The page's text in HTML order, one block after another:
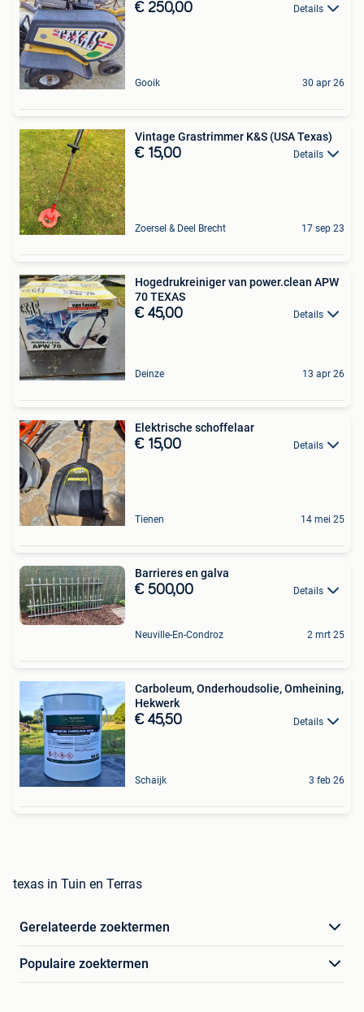
€ 250,00 Details
Gooik 30 apr 26
Vintage Grastrimmer K&S (USA Texas)
€ 15,00 Details
Zoersel & Deel Brecht 17 sep 23
Hogedrukreiniger van power.clean APW
70 TEXAS
€ 45,00 Details
Deinze 13 apr 26
Elektrische schoffelaar
€ 15,00 Details
Tienen 14 mei 25
Barrieres en galva
€ 500,00 Details
Neuville-En-Condroz 2 mrt 25
Carboleum, Onderhoudsolie, Omheining,
Hekwerk
€ 45,50 Details
Schaijk 3 feb 26
texas in Tuin en Terras
Gerelateerde zoektermen
Populaire zoektermen